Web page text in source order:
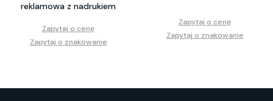
reklamowa z nadrukiem
Zapytaj o cenę
Zapytaj o znakowanie
Zapytaj o cenę
Zapytaj o znakowanie